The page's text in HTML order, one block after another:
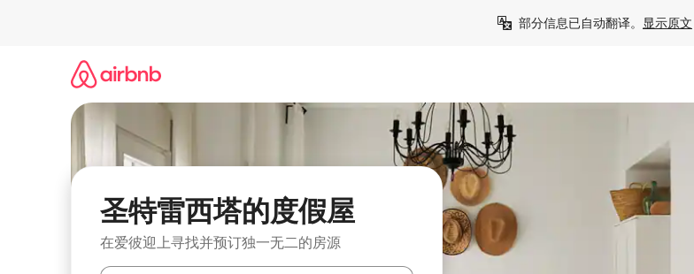
部分信息已自动翻译。 显示原文
圣特雷西塔的度假屋
在爱彼迎上寻找并预订独一无二的房源